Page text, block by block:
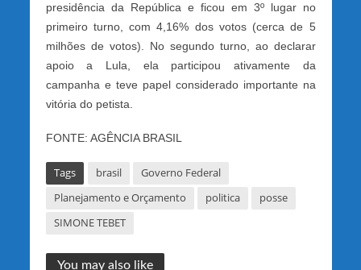
presidência da República e ficou em 3º lugar no
primeiro turno, com 4,16% dos votos (cerca de 5
milhões de votos). No segundo turno, ao declarar
apoio a Lula, ela participou ativamente da
campanha e teve papel considerado importante na
vitória do petista.
FONTE: AGÊNCIA BRASIL
Tags brasil
Governo Federal
Planejamento e Orçamento
politica
posse
SIMONE TEBET
You may also like